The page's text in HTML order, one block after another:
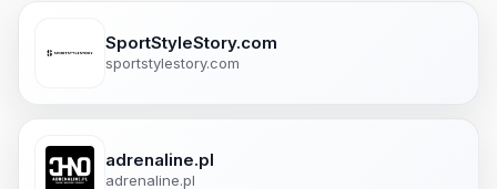
SportStyleStory.com
sportstylestory.com
adrenaline.pl
adrenaline.pl